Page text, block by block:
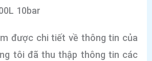
10bar
được chi tiết về thông tin của
tôi đã thu thập thông tin các